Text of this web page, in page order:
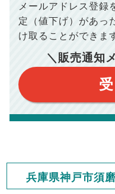
総支払額
このシミュレーターは元
このシミュレーターは、
このシミュレーターは
このシミュレーターでの
このシミュレーターをご
ますが、お借り入れの際
会員
修繕費・管
※シミュレーター結果は
保証するものではござい
※上記売却費用には、住
宅ローンの一括繰上返
で予めご了承ください。
※仲介手数料は宅地建物
おります。（物件価格
メールアドレス登録
定（値下げ）があっ
け取ることができま
＼販売通知
兵庫県神戸市須